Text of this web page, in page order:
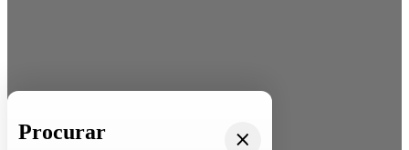
Procurar